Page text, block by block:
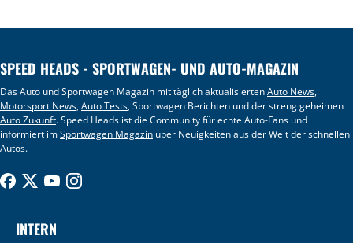
SPEED HEADS - SPORTWAGEN- UND AUTO-MAGAZIN
Das Auto und Sportwagen Magazin mit täglich aktualisiertenAuto News,
Motorsport News,Auto Tests, Sportwagen Berichten und der streng geheimen
Auto Zukunft. Speed Heads ist die Community für echte Auto-Fans und
informiert imSportwagen Magazin über Neuigkeiten aus der Welt der schnellen
Autos.
INTERN